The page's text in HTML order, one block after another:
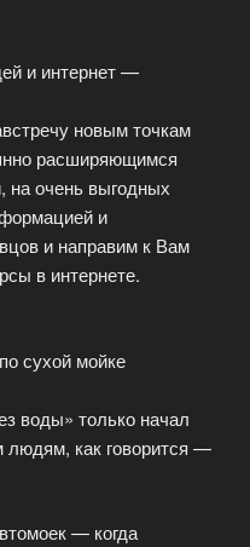
и интернет —
новым точкам
расширяющимся
на очень выгодных
и
и направим к Вам
в интернете.
сухой мойке
воды» только начал
людям, как говорится —
— когда